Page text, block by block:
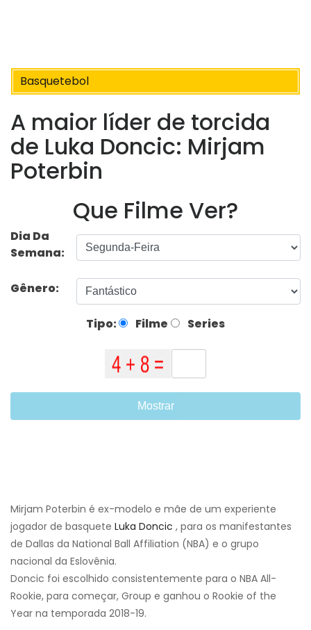
Basquetebol
A maior líder de torcida
de Luka Doncic: Mirjam
Poterbin
Que Filme Ver?
Dia Da
Semana:
Gênero:
Tipo: Filme Series
Mostrar
Mirjam Poterbin é ex-modelo e mãe de um experiente
jogador de basquete Luka Doncic , para os manifestantes
de Dallas da National Ball Affiliation (NBA) e o grupo
nacional da Eslovênia.
Doncic foi escolhido consistentemente para o NBA All-
Rookie, para começar, Group e ganhou o Rookie of the
Year na temporada 2018-19.